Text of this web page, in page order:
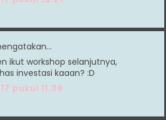
ikut workshop selanjutnya,
investasi kaaan? :D
pukul 11.39